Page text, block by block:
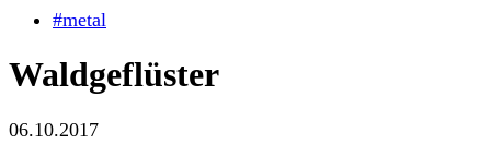
#metal
Waldgeflüster
06.10.2017